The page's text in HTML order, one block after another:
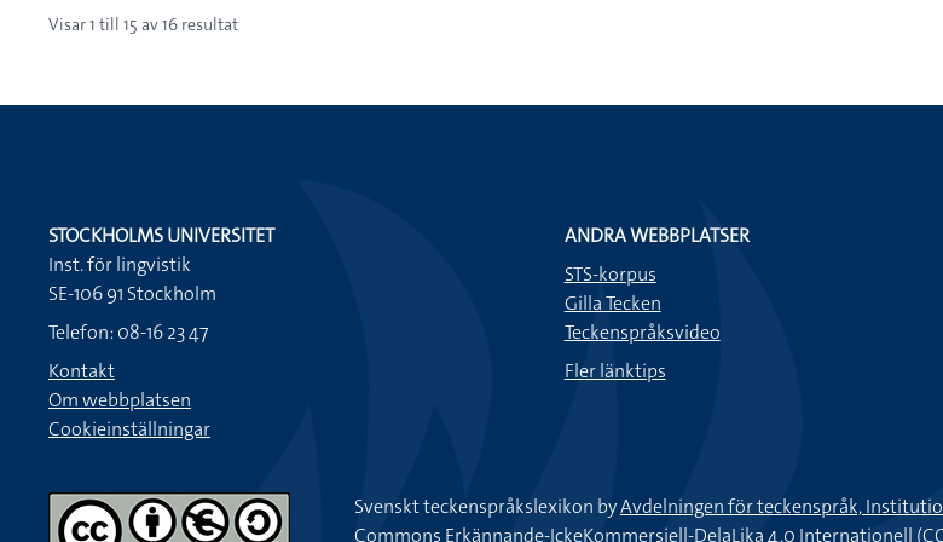
Visar1 till 15 av16 resultat
STOCKHOLMS UNIVERSITET
Inst. för lingvistik
SE-106 91 Stockholm
Telefon: 08-16 23 47
Kontakt
Om webbplatsen
Cookieinställningar
ANDRA WEBBPLATSER
STS-korpus
Gilla Tecken
Teckenspråksvideo
Fler länktips
Svenskt teckenspråkslexikon byAvdelningen för teckenspråk,
Commons Erkännande-IckeKommersiell-DelaLika 4.0 Internationell (CC